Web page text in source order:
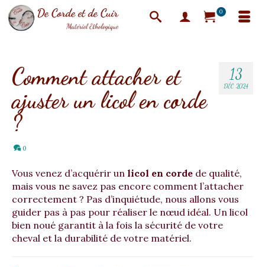
0
13
DÉC 2024
Comment attacher et
ajuster un licol en corde
?
0
Vous venez d’acquérir un licol en corde de qualité,
mais vous ne savez pas encore comment l’attacher
correctement ? Pas d’inquiétude, nous allons vous
guider pas à pas pour réaliser le nœud idéal. Un licol
bien noué garantit à la fois la sécurité de votre
cheval et la durabilité de votre matériel.